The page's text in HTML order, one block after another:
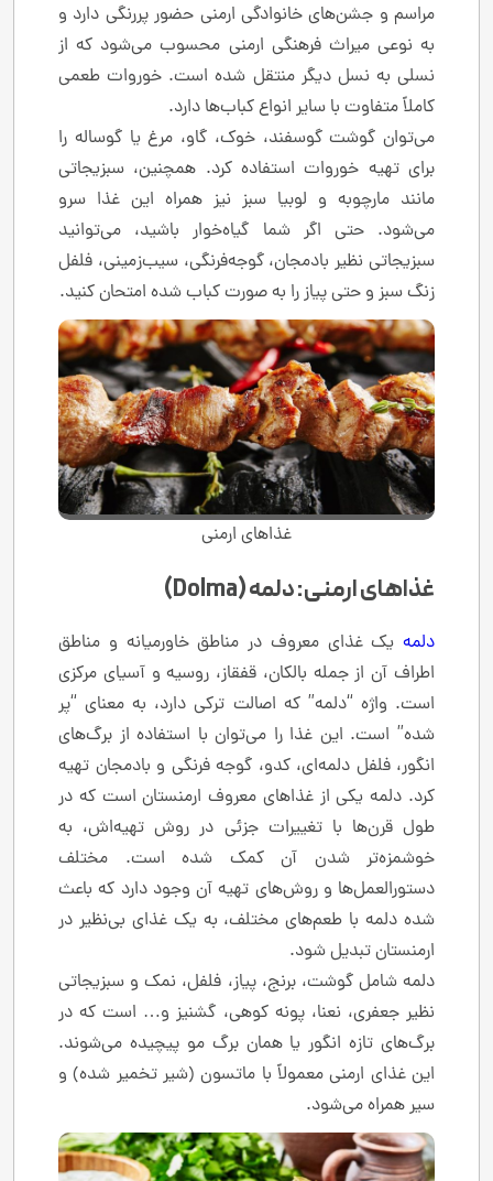
مراسم و جشن‌های خانوادگی ارمنی حضور پررنگی دارد و
به نوعی میراث فرهنگی ارمنی محسوب می‌شود که از
نسلی به نسل دیگر منتقل شده است. خوروات طعمی
کاملاً متفاوت با سایر انواع کباب‌ها دارد.
می‌توان گوشت گوسفند، خوک، گاو، مرغ یا گوساله را
برای تهیه خوروات استفاده کرد. همچنین، سبزیجاتی
مانند مارچوبه و لوبیا سبز نیز همراه این غذا سرو
می‌شود. حتی اگر شما گیاه‌خوار باشید، می‌توانید
سبزیجاتی نظیر بادمجان، گوجه‌فرنگی، سیب‌زمینی، فلفل
زنگ سبز و حتی پیاز را به صورت کباب شده امتحان کنید.
غذاهای ارمنی
غذاهای ارمنی: دلمه (Dolma)
دلمه یک غذای معروف در مناطق خاورمیانه و مناطق
اطراف آن از جمله بالکان، قفقاز، روسیه و آسیای مرکزی
است. واژه “دلمه” که اصالت ترکی دارد، به معنای “پر
شده” است. این غذا را می‌توان با استفاده از برگ‌های
انگور، فلفل دلمه‌ای، کدو، گوجه فرنگی و بادمجان تهیه
کرد. دلمه یکی از غذاهای معروف ارمنستان است که در
طول قرن‌ها با تغییرات جزئی در روش تهیه‌اش، به
خوشمزه‌تر شدن آن کمک شده است. مختلف
دستورالعمل‌ها و روش‌های تهیه آن وجود دارد که باعث
شده دلمه با طعم‌های مختلف، به یک غذای بی‌نظیر در
ارمنستان تبدیل شود.
دلمه شامل گوشت، برنج، پیاز، فلفل، نمک و سبزیجاتی
نظیر جعفری، نعنا، پونه کوهی، گشنیز و… است که در
برگ‌های تازه انگور یا همان برگ مو پیچیده می‌شوند.
این غذای ارمنی معمولاً با ماتسون (شیر تخمیر شده) و
سیر همراه می‌شود.